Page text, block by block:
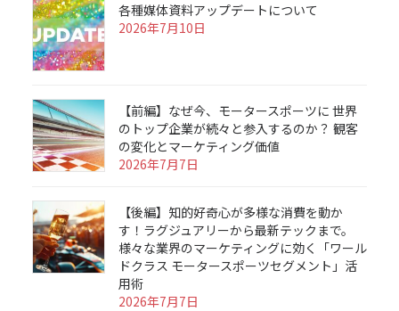
各種媒体資料アップデートについて
2026年7月10日
【前編】なぜ今、モータースポーツに 世界
のトップ企業が続々と参入するのか？ 観客
の変化とマーケティング価値
2026年7月7日
【後編】知的好奇心が多様な消費を動か
す！ラグジュアリーから最新テックまで。
様々な業界のマーケティングに効く「ワール
ドクラス モータースポーツセグメント」活
用術
2026年7月7日